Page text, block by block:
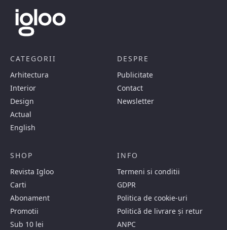
CATEGORII
Arhitectura
Interior
Design
Actual
English
DESPRE
Publicitate
Contact
Newsletter
SHOP
Revista Igloo
Carti
Abonament
Promotii
Sub 10 lei
INFO
Termeni si conditii
GDPR
Politica de cookie-uri
Politică de livrare și retur
ANPC